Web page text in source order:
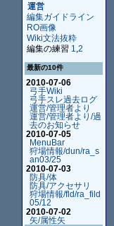
運営
編集ガイドライン
RO画像
Wiki文法抜粋
編集の練習 1 2
最新の10件
2010-07-06
弓手Wiki
弓手スレ過去ログ
運営/管理者より
運営/管理者より/過
去のお知らせ
2010-07-05
MenuBar
狩場情報/dun/ra_s
an03/25
2010-07-03
防具/体
防具/アクセサリ
狩場情報/fld/ra_fild
05/12
2010-07-02
矢/属性矢